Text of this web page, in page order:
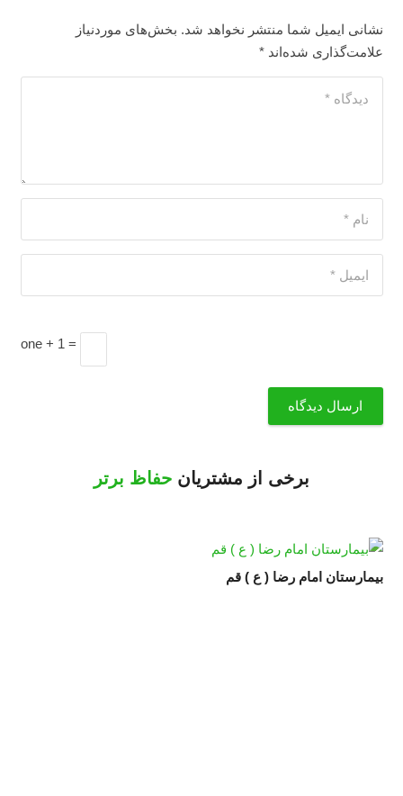
نشانی ایمیل شما منتشر نخواهد شد. بخش‌های موردنیاز
علامت‌گذاری شده‌اند*
one + 1 =
ارسال دیدگاه
برخی از مشتریان حفاظ برتر
بیمارستان امام رضا ( ع ) قم